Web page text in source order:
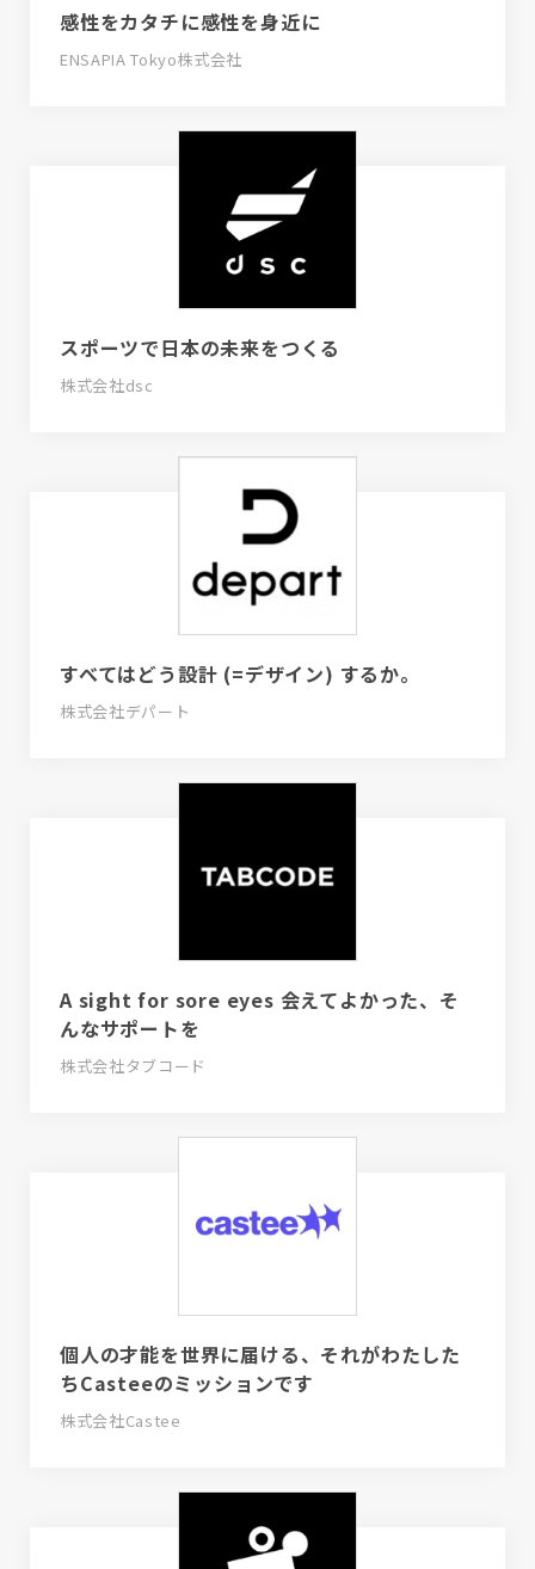
感性をカタチに感性を身近に
ENSAPIA Tokyo株式会社
スポーツで日本の未来をつくる
株式会社dsc
すべてはどう設計 (=デザイン) するか。
株式会社デパート
A sight for sore eyes 会えてよかった、そ
んなサポートを
株式会社タブコード
個人の才能を世界に届ける、それがわたした
ちCasteeのミッションです
株式会社Castee